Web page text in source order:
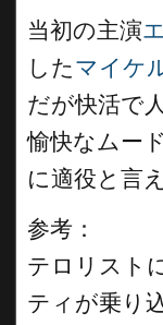
当初の主演
したマイケ
だが快活で
愉快なムー
に適役と言
参考：
テロリスト
ティが乗り